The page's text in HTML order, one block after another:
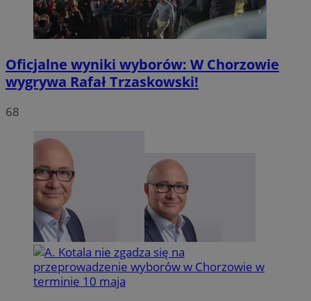
Oficjalne wyniki wyborów: W Chorzowie
wygrywa Rafał Trzaskowski!
68